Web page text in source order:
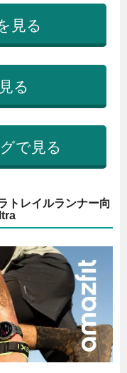
見る
る
で見る
トレイルランナー向